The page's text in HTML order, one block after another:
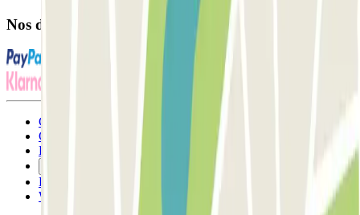
Nos différents modes de paiement:
Conditions générales d'utilisation et contrat
Conditions d'annulation
Politique relative aux cookies
Politique de confidentialité
Whistleblowing